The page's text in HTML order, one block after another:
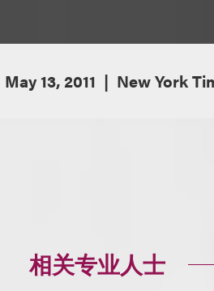
May 13, 2011 New York
相关专业人士